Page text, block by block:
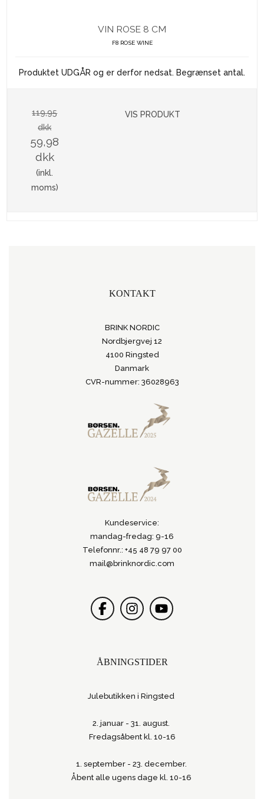
VIN ROSE 8 CM
F8 ROSE WINE
Produktet UDGÅR og er derfor nedsat. Begrænset antal.
119,95
dkk
59,98
dkk
(inkl.
moms)
VIS PRODUKT
KONTAKT
BRINK NORDIC
Nordbjergvej 12
4100 Ringsted
Danmark
CVR-nummer: 36028963
Kundeservice:
mandag-fredag: 9-16
Telefonnr.: +45 48 79 97 00
mail@brinknordic.com
ÅBNINGSTIDER
Julebutikken i Ringsted
2. januar - 31. august.
Fredagsåbent kl. 10-16
1. september - 23. december.
Åbent alle ugens dage kl. 10-16